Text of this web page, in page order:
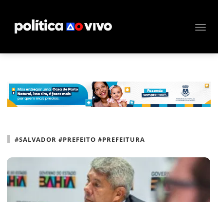
#SALVADOR #PREFEITO #PREFEITURA